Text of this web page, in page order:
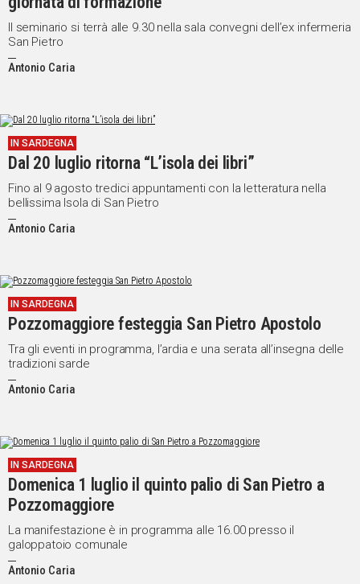
Il seminario si terrà alle 9.30 nella sala convegni dell’ex infermeria
San Pietro
Antonio Caria
IN SARDEGNA
Dal 20 luglio ritorna “L’isola dei libri”
Fino al 9 agosto tredici appuntamenti con la letteratura nella
bellissima Isola di San Pietro
Antonio Caria
IN SARDEGNA
Pozzomaggiore festeggia San Pietro Apostolo
Tra gli eventi in programma, l’ardia e una serata all’insegna delle
tradizioni sarde
Antonio Caria
IN SARDEGNA
Domenica 1 luglio il quinto palio di San Pietro a
Pozzomaggiore
La manifestazione è in programma alle 16.00 presso il
galoppatoio comunale
Antonio Caria